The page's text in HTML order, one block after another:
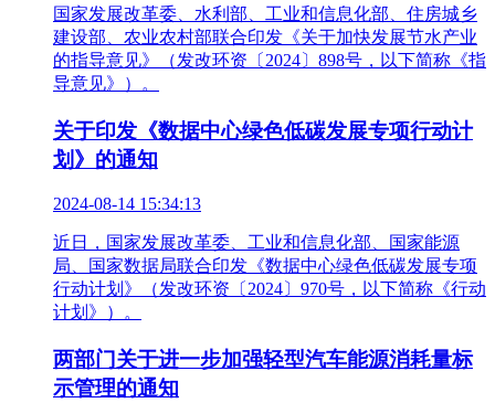
国家发展改革委、水利部、工业和信息化部、住房城乡
建设部、农业农村部联合印发《关于加快发展节水产业
的指导意见》（发改环资〔2024〕898号，以下简称《指
导意见》）。
关于印发《数据中心绿色低碳发展专项行动计
划》的通知
2024-08-14 15:34:13
近日，国家发展改革委、工业和信息化部、国家能源
局、国家数据局联合印发《数据中心绿色低碳发展专项
行动计划》（发改环资〔2024〕970号，以下简称《行动
计划》）。
两部门关于进一步加强轻型汽车能源消耗量标
示管理的通知